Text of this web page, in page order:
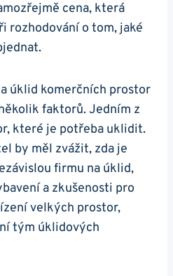
cena, která
rozhodování o tom, jaké
úklid komerčních prostor
faktorů. Jedním z
které je potřeba uklidit.
by měl zvážit, zda je
firmu na úklid,
a zkušenosti pro
velkých prostor,
tým úklidových